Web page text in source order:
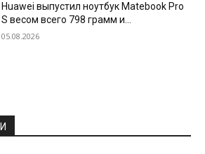
Huawei выпустил ноутбук Matebook Pro
S весом всего 798 грамм и
автономностью до 18 часов
05.08.2026